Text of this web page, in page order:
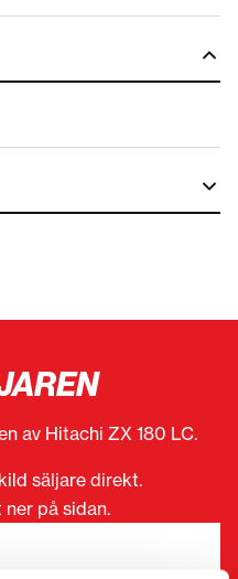
av Hitachi ZX 180 LC.
säljare direkt.
på sidan.